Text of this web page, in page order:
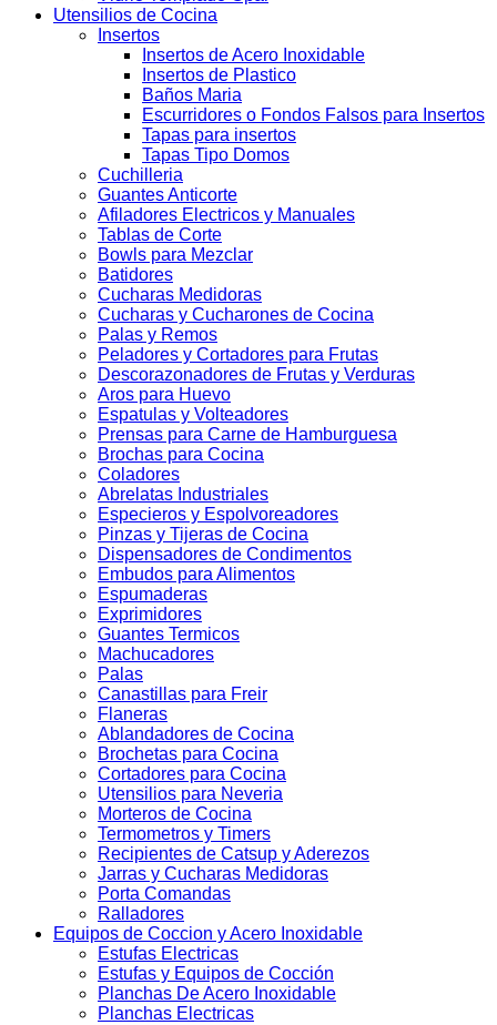
Utensilios de Cocina
Insertos
Insertos de Acero Inoxidable
Insertos de Plastico
Baños Maria
Escurridores o Fondos Falsos para Insertos
Tapas para insertos
Tapas Tipo Domos
Cuchilleria
Guantes Anticorte
Afiladores Electricos y Manuales
Tablas de Corte
Bowls para Mezclar
Batidores
Cucharas Medidoras
Cucharas y Cucharones de Cocina
Palas y Remos
Peladores y Cortadores para Frutas
Descorazonadores de Frutas y Verduras
Aros para Huevo
Espatulas y Volteadores
Prensas para Carne de Hamburguesa
Brochas para Cocina
Coladores
Abrelatas Industriales
Especieros y Espolvoreadores
Pinzas y Tijeras de Cocina
Dispensadores de Condimentos
Embudos para Alimentos
Espumaderas
Exprimidores
Guantes Termicos
Machucadores
Palas
Canastillas para Freir
Flaneras
Ablandadores de Cocina
Brochetas para Cocina
Cortadores para Cocina
Utensilios para Neveria
Morteros de Cocina
Termometros y Timers
Recipientes de Catsup y Aderezos
Jarras y Cucharas Medidoras
Porta Comandas
Ralladores
Equipos de Coccion y Acero Inoxidable
Estufas Electricas
Estufas y Equipos de Cocción
Planchas De Acero Inoxidable
Planchas Electricas